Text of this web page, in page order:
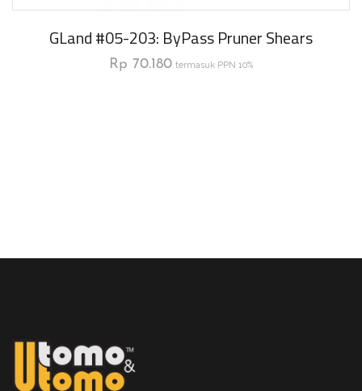
GLand #05-203: ByPass Pruner Shears
Rp 70.180 termasuk PPN 10%